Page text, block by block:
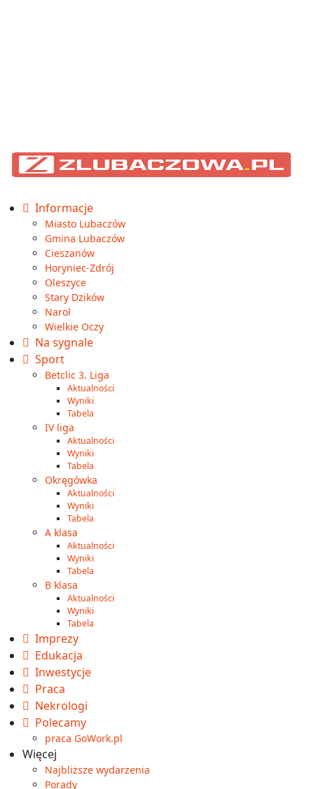
Informacje
Miasto Lubaczów
Gmina Lubaczów
Cieszanów
Horyniec-Zdrój
Oleszyce
Stary Dzików
Narol
Wielkie Oczy
Na sygnale
Sport
Betclic 3. Liga
Aktualności
Wyniki
Tabela
IV liga
Aktualności
Wyniki
Tabela
Okręgówka
Aktualności
Wyniki
Tabela
A klasa
Aktualności
Wyniki
Tabela
B klasa
Aktualności
Wyniki
Tabela
Imprezy
Edukacja
Inwestycje
Praca
Nekrologi
Polecamy
praca GoWork.pl
Więcej
Najbliższe wydarzenia
Porady